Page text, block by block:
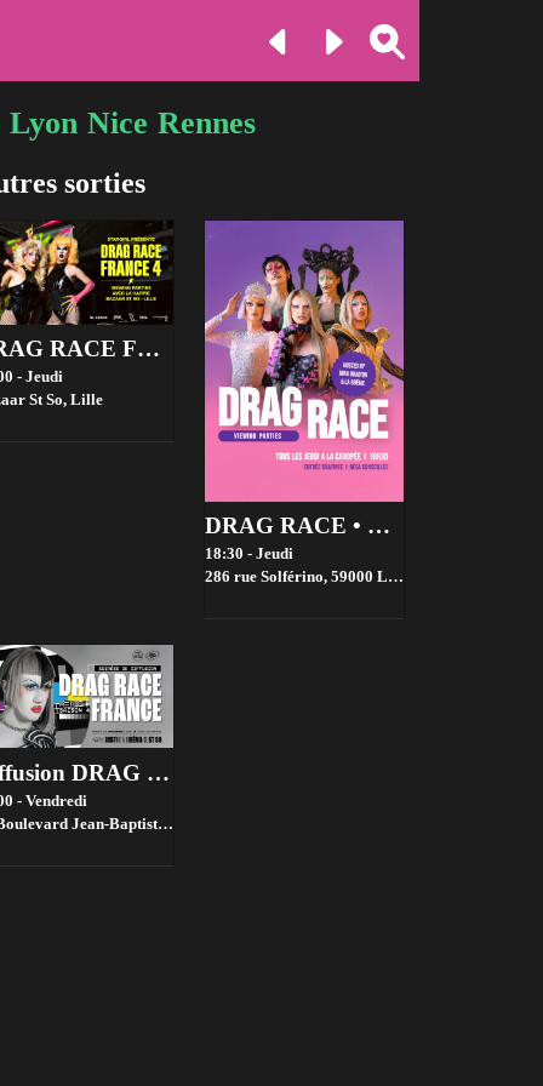
Lyon Nice Rennes
sorties
DRAG RACE FRANCE 4 VIEWING PARTIES - BAZAAR ST SO, LILLE
- Jeudi
St So, Lille
DRAG RACE • VIEWING PARTIES • GRATUIT
18:30 - Jeudi
286 rue Solférino, 59000 Lille, France,
Diffusion DRAG RACE FRANCE saison 4 @ Bistrot ST SO by la House of Jambon Beurre
- Vendredi
Jean-Baptiste Lebas, 59000 Lille, France,